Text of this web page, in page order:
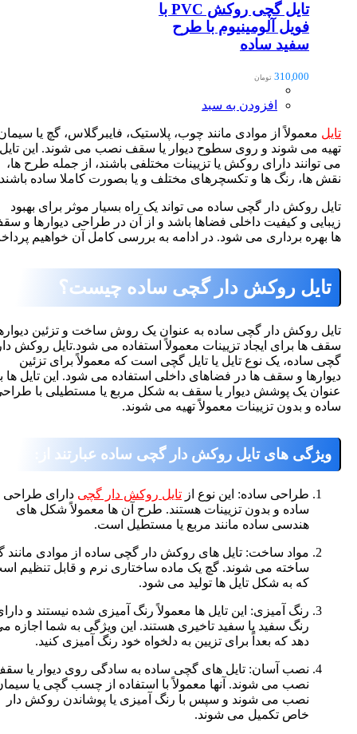
تایل گچی روکش PVC با
فویل آلومینیوم با طرح
سفید ساده
تومان
افزودن به سبد
معمولاً از موادی مانند چوب، پلاستیک، فایبرگلاس، گچ یا سیمان
می شوند و روی سطوح دیوار یا سقف نصب می شوند. این تایل ها
دارای روکش یا تزیینات مختلفی باشند، از جمله طرح ها،
ها، رنگ ها و تکسچرهای مختلف و یا بصورت کاملا ساده باشند.
روکش دار گچی ساده می تواند یک راه بسیار موثر برای بهبود
و کیفیت داخلی فضاها باشد و از آن در طراحی دیوارها و سقف
برداری می شود. در ادامه به بررسی کامل آن خواهیم پرداخت:
روکش دار گچی ساده چیست؟
روکش دار گچی ساده به عنوان یک روش ساخت و تزئین دیوارها و
برای ایجاد تزیینات معمولاً استفاده می شود.تایل روکش دار
یک نوع تایل یا تایل گچی است که معمولاً برای تزئین
و سقف ها در فضاهای داخلی استفاده می شود. این تایل ها به
یک پوشش دیوار یا سقف به شکل مربع یا مستطیلی با طراحی
و بدون تزیینات معمولاً تهیه می شوند.
های تایل روکش دار گچی ساده عبارتند از:
طراحی ساده: این نوع از تایل روکش دار گچی دارای طراحی
ساده و بدون تزیینات هستند. طرح آن ها معمولاً شکل های
هندسی ساده مانند مربع یا مستطیل است.
مواد ساخت: تایل های روکش دار گچی ساده از موادی مانند گچ
ساخته می شوند. گچ یک ماده ساختاری نرم و قابل تنظیم است
که به شکل تایل ها تولید می شود.
رنگ آمیزی: این تایل ها معمولاً رنگ آمیزی شده نیستند و دارای
رنگ سفید یا سفید تاخیری هستند. این ویژگی به شما اجازه می
دهد که بعداً برای تزیین به دلخواه خود رنگ آمیزی کنید.
نصب آسان: تایل های گچی ساده به سادگی روی دیوار یا سقف
نصب می شوند. آنها معمولاً با استفاده از چسب گچی یا سیمان
نصب می شوند و سپس با رنگ آمیزی یا پوشاندن روکش دار
خاص تکمیل می شوند.